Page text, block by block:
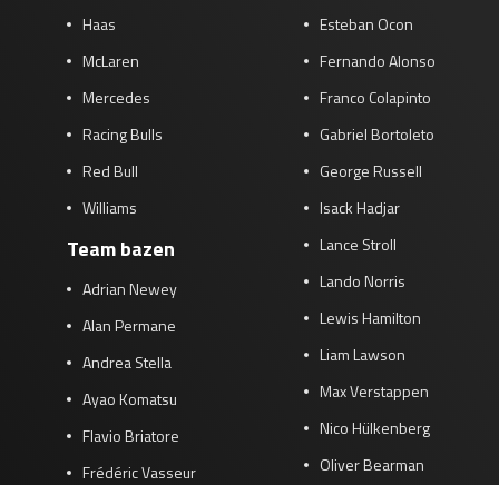
Haas
McLaren
Mercedes
Racing Bulls
Red Bull
Williams
Team bazen
Adrian Newey
Alan Permane
Andrea Stella
Ayao Komatsu
Flavio Briatore
Frédéric Vasseur
Esteban Ocon
Fernando Alonso
Franco Colapinto
Gabriel Bortoleto
George Russell
Isack Hadjar
Lance Stroll
Lando Norris
Lewis Hamilton
Liam Lawson
Max Verstappen
Nico Hülkenberg
Oliver Bearman